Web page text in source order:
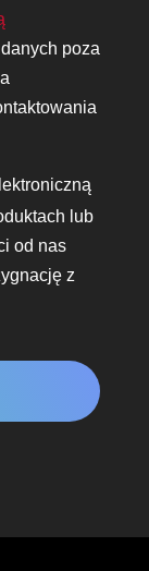
poza
lub
od nas
z